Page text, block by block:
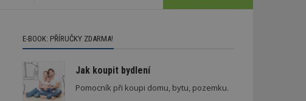
E-BOOK: PŘÍRUČKY ZDARMA!
Jak koupit bydlení
Pomocník při koupi domu, bytu, pozemku.